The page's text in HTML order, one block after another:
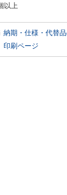
以上
納期・仕様・代替
印刷ページ